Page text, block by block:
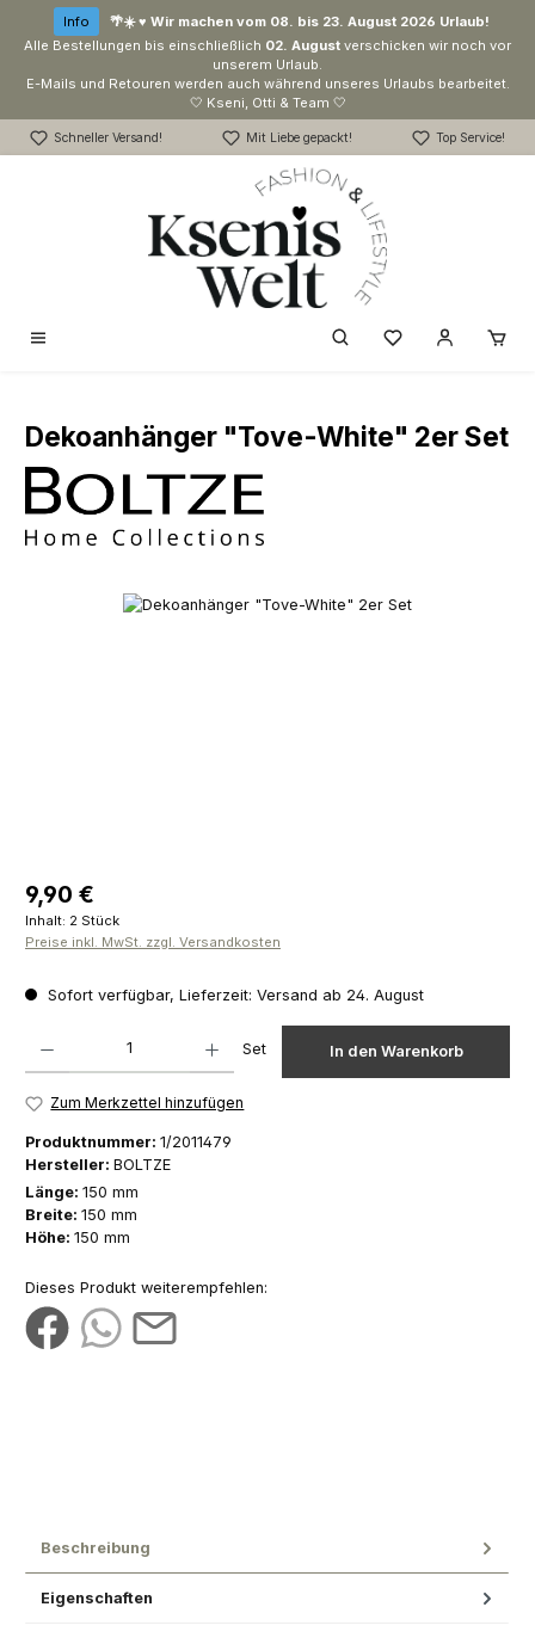
Zum Hauptinhalt springen
Info
🌴☀️ ♥ Wir machen vom 08. bis 23. August 2026 Urlaub!
Alle Bestellungen bis einschließlich 02. August verschicken wir noch vor
unserem Urlaub.
E-Mails und Retouren werden auch während unseres Urlaubs bearbeitet.
🤍 Kseni, Otti & Team 🤍
Schneller Versand! Mit Liebe gepackt! Top Service!
Du hast 0
Dekoanhänger "Tove-White" 2er Set
Bildergalerie überspringen
Regulärer Preis:
9,90 €
Inhalt: 2 Stück
Preise inkl. MwSt. zzgl. Versandkosten
Sofort verfügbar, Lieferzeit: Versand ab 24. August
Set In den Warenkorb
Zum Merkzettel hinzufügen
Produktnummer: 1/2011479
Hersteller: BOLTZE
Länge: 150 mm
Breite: 150 mm
Höhe: 150 mm
Dieses Produkt weiterempfehlen:
Beschreibung
Eigenschaften